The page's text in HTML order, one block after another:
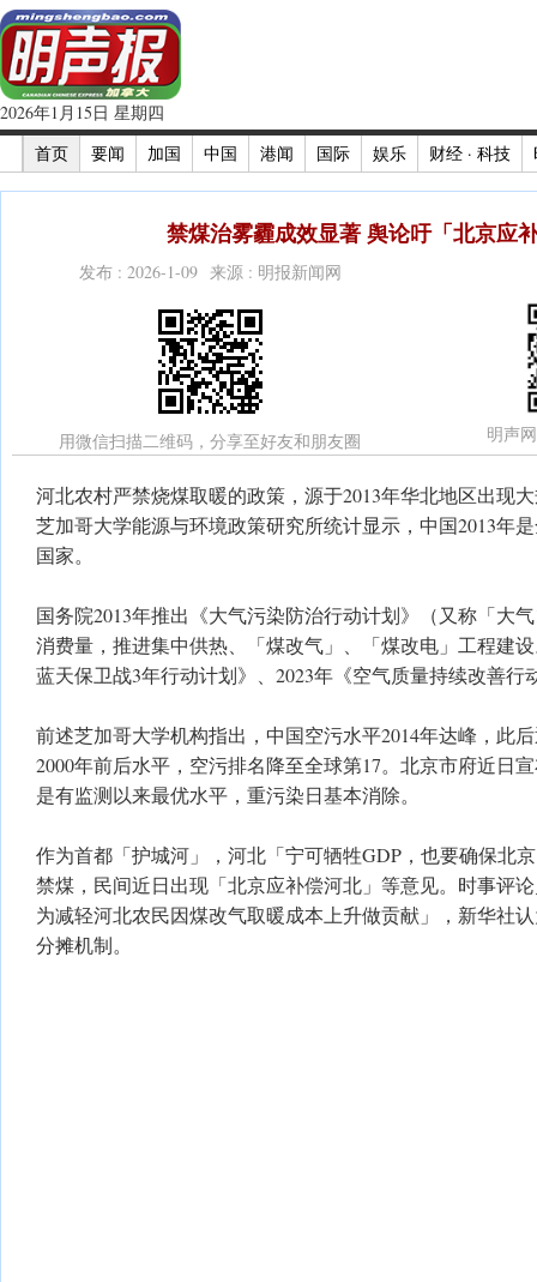
2026年1月15日 星期四
首页
要闻 加国 中国 港闻 国际 娱乐 财经 · 科技
禁煤治雾霾成效显著 舆论吁「北京应
发布 : 2026-1-09 来源 : 明报新闻网
用微信扫描二维码，分享至好友和朋友圈 明声
河北农村严禁烧煤取暖的政策，源于2013年华北地区出现
芝加哥大学能源与环境政策研究所统计显示，中国2013年
国家。
国务院2013年推出《大气污染防治行动计划》（又称「大
消费量，推进集中供热、「煤改气」、「煤改电」工程建
蓝天保卫战3年行动计划》、2023年《空气质量持续改善行
前述芝加哥大学机构指出，中国空污水平2014年达峰，此
2000年前后水平，空污排名降至全球第17。北京市府近日
是有监测以来最优水平，重污染日基本消除。
作为首都「护城河」，河北「宁可牺牲GDP，也要确保北
禁煤，民间近日出现「北京应补偿河北」等意见。时事评
为减轻河北农民因煤改气取暖成本上升做贡献」，新华社
分摊机制。